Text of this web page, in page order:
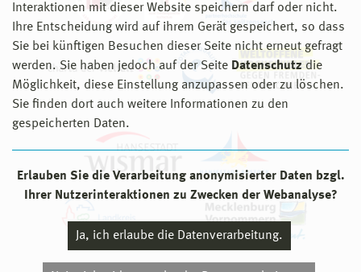
Interaktionen mit dieser Website speichern darf oder nicht.
Ihre Entscheidung wird auf ihrem Gerät gespeichert, so dass
Sie bei künftigen Besuchen dieser Seite nicht erneut gefragt
werden. Sie haben jedoch auf der Seite Datenschutz die
Möglichkeit, diese Einstellung anzupassen oder zu löschen.
Sie finden dort auch weitere Informationen zu den
gespeicherten Daten.
Erlauben Sie die Verarbeitung anonymisierter Daten bzgl.
Ihrer Nutzerinteraktionen zu Zwecken der Webanalyse?
Ja, ich erlaube die Datenverarbeitung.